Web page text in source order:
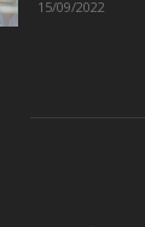
15/09/2022